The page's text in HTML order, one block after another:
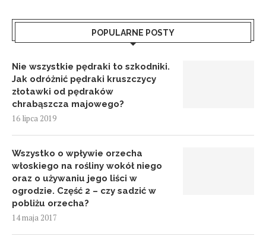
POPULARNE POSTY
Nie wszystkie pędraki to szkodniki.
Jak odróżnić pędraki kruszczycy
złotawki od pędraków
chrabąszcza majowego?
16 lipca 2019
Wszystko o wpływie orzecha
włoskiego na rośliny wokół niego
oraz o używaniu jego liści w
ogrodzie. Część 2 – czy sadzić w
pobliżu orzecha?
14 maja 2017